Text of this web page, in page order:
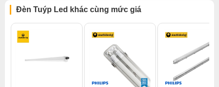
Đèn Tuýp Led khác cùng mức giá